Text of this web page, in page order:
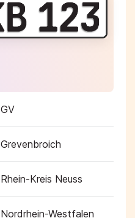
GV
Grevenbroich
Rhein-Kreis Neuss
Nordrhein-Westfalen